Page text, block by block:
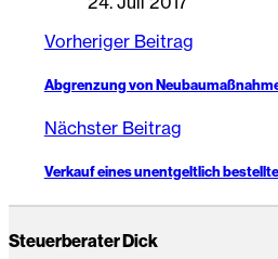
Vorheriger Beitrag
Abgrenzung von
Nächster Beitrag
Verkauf eines unentgeltlich
Steuerberater Dick